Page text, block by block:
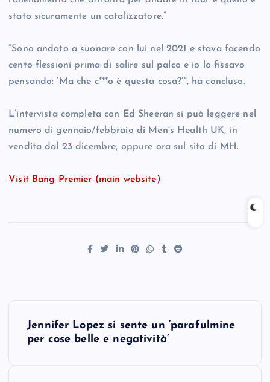
stato sicuramente un catalizzatore.”
“Sono andato a suonare con lui nel 2021 e stava facendo
cento flessioni prima di salire sul palco e io lo fissavo
pensando: ‘Ma che c***o è questa cosa?’”, ha concluso.
L’intervista completa con Ed Sheeran si può leggere nel
numero di gennaio/febbraio di Men’s Health UK, in
vendita dal 23 dicembre, oppure ora sul sito di MH.
Visit Bang Premier (main website)
Jennifer Lopez si sente un ‘parafulmine
per cose belle e negatività’